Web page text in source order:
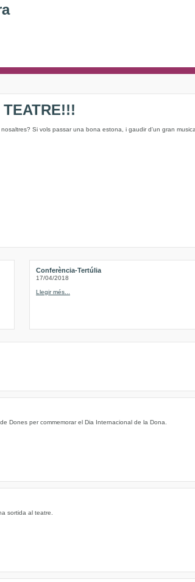
Si vols passar una bona estona, i gaudir d'un gran
Conferència-Tertúlia
17/04/2018
Llegir més...
Dones per commemorar el Dia Internacional de la Dona.
sortida al teatre.